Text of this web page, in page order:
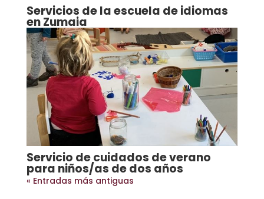
Servicios de la escuela de idiomas
en Zumaia
Servicio de cuidados de verano
para niños/as de dos años
« Entradas más antiguas